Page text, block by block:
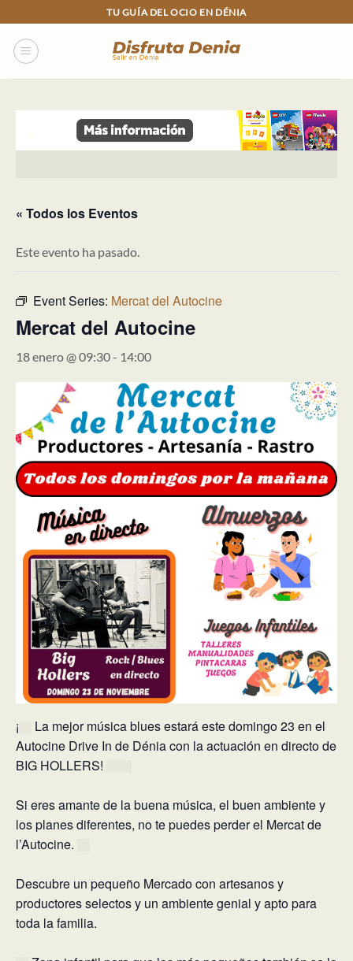
to
content
TU GUÍA DEL OCIO EN DÉNIA
« Todos los Eventos
Este evento ha pasado.
Event Series: Mercat del Autocine
Mercat del Autocine
18 enero @ 09:30- 14:00
¡
La mejor música blues estará este domingo 23 en el
Autocine Drive In de Dénia con la actuación en directo de
BIG HOLLERS!
Si eres amante de la buena música, el buen ambiente y
los planes diferentes, no te puedes perder el Mercat de
l’Autocine.
Descubre un pequeño Mercado con artesanos y
productores selectos y un ambiente genial y apto para
toda la familia.